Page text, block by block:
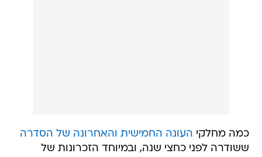
כמה מחלקי העונה החמישית והאחרונה של הסדרה
ששודרה לפני כחצי שנה, ובמיוחד הזכרונות של